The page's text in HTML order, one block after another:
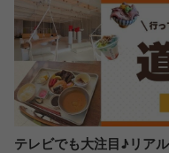
テレビでも大注目♪リア